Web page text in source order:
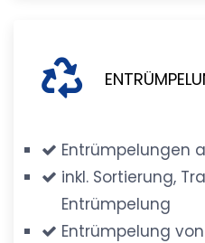
Entrümpelungen
inkl. Sortierung,
Entrümpelung
Entrümpelung